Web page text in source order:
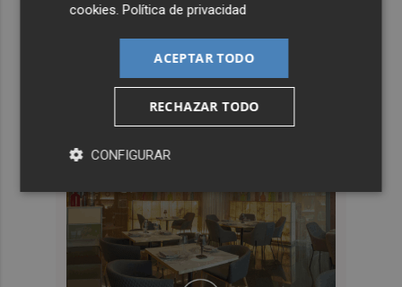
cookies .Política de privacidad
ACEPTAR TODO
RECHAZAR TODO
CONFIGURAR